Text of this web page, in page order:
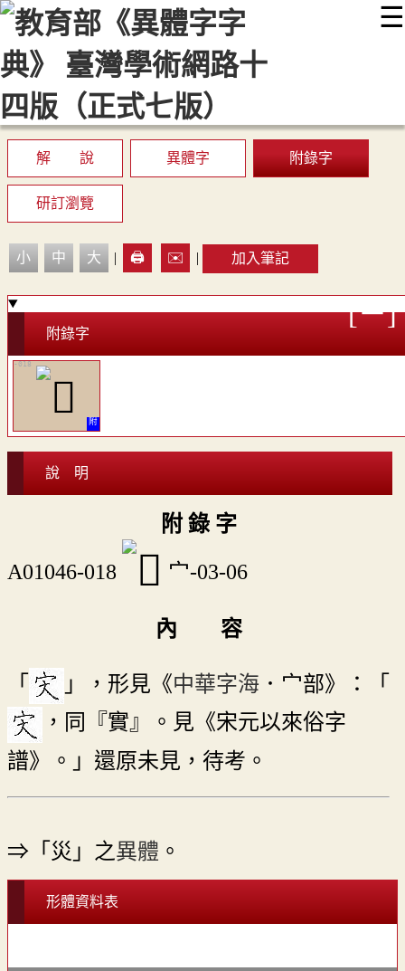
☰
::: 最新消息 常見問題 編輯說明
顯示模式
解 說 異體字 附錄字
研訂瀏覽
小 中 大 | 🖨️ ✉️ | 加入筆記
附錄字
說 明
附 錄 字
A01046-018 宀-03-06
內 容
「 」，形見《中華字海 ．宀部》：「
，同『實』。見《宋元以來俗字
譜》。」還原未見，待考。
⇒「災」之異體 。
形體資料表